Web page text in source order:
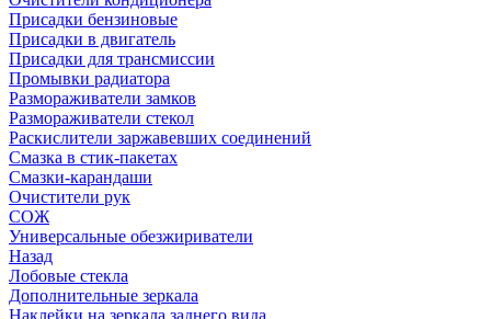
Присадки бензиновые
Присадки в двигатель
Присадки для трансмиссии
Промывки радиатора
Размораживатели замков
Размораживатели стекол
Раскислители заржавевших соединений
Смазка в стик-пакетах
Смазки-карандаши
Очистители рук
СОЖ
Универсальные обезжириватели
Назад
Лобовые стекла
Дополнительные зеркала
Наклейки на зеркала заднего вида